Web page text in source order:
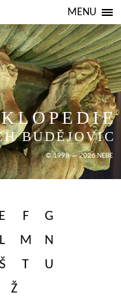
MENU
BUDĚJOVIC
© 1998 — 2026 NEBE
E F
G
L M
N
Š T
U
Ž